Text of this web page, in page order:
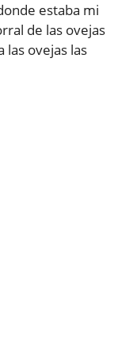
estaba mi
de las ovejas
las ovejas las